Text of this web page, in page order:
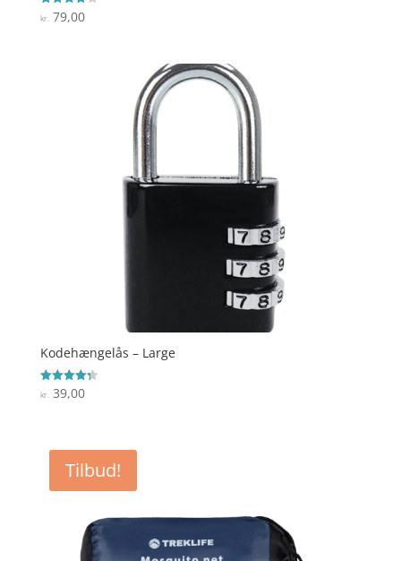
Vurderet
3.8
kr. 79,00
Kodehængelås – Large
Vurderet
4.3
kr.39,00
Tilbud!